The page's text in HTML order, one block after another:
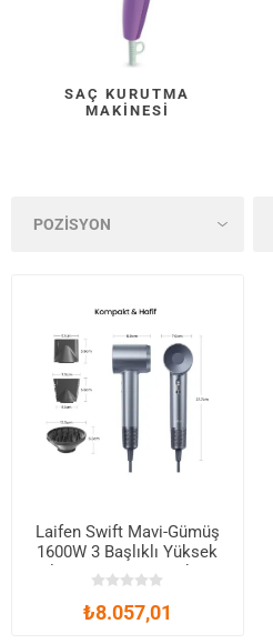
SAÇ KURUTMA
MAKINESI
Laifen Swift Mavi-Gümüş
1600W 3 Başlıklı Yüksek
Hızlı Saç Kurutma Makinesi
₺8.057,01